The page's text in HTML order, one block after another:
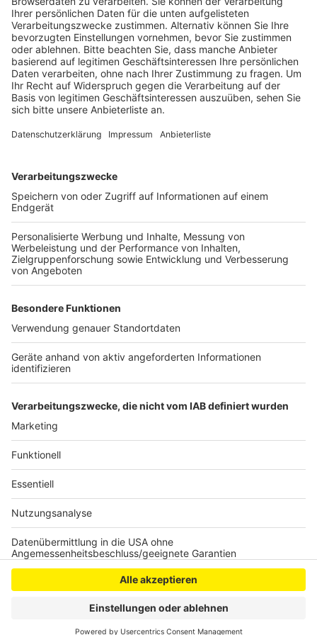
Anzeige
Feldweg in Brück an der Frau vorbeigefahren sein.
Veröffentlicht:Freitag, 16.06.2023 17:26
Anzeige
Dann sei er zurückgekommen und soll die Senioren von
Gebüsch. Daraufhin soll der Unbekannte von ihr
abgelassen haben und geflüchtet sein. Laut Angaben
der Frau hat der dunkelhaarige 1,80 Meter große Mann
ein rotes T-Shirt sowie eine dunkle kurze Hose
getragen. Eine potentielle Zeugin sei kurz nach der Tat
in Höhe des dortigen Friedhofes an der 75-Jährigen
und ihrem Hund vorbeigefahren und könnte
Das Kriminalkommissariat 12 bittet die Radfahrerin, die
eine Brille getragen haben soll, und weitere Zeugen
sich unter der Telefonnummer 0221 229-0 oder per E-
Mail anpoststelle.koeln@polizei.nrw.de